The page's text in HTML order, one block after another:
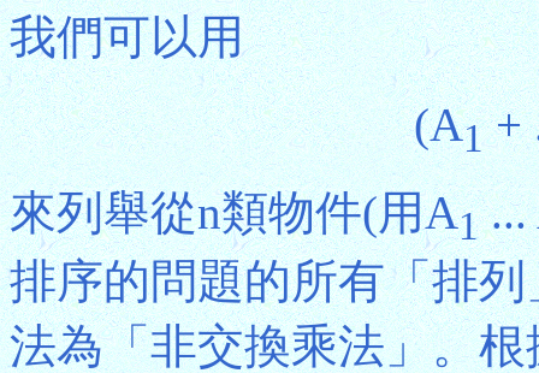
我們可以用
(A1+
來列舉從n類物件(用A1...
排序的問題的所有「排
法為「非交換乘法」。根